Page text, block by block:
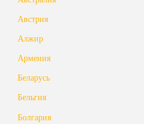
Австрия
Алжир
Армения
Беларусь
Бельгия
Болгария